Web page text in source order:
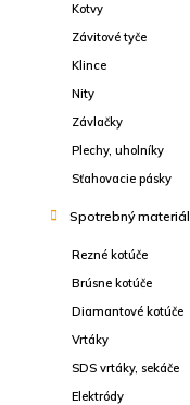
Kotvy
Závitové tyče
Klince
Nity
Závlačky
Plechy, uholníky
Sťahovacie pásky
Spotrebný materiál
Rezné kotúče
Brúsne kotúče
Diamantové kotúče
Vrtáky
SDS vrtáky, sekáče
Elektródy